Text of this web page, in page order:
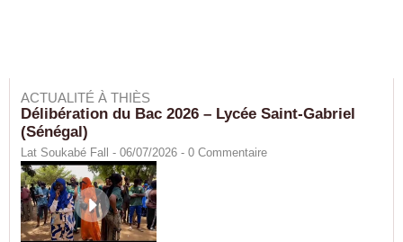
ACTUALITÉ À THIÈS
Délibération du Bac 2026 – Lycée Saint-Gabriel
(Sénégal)
Lat Soukabé Fall - 06/07/2026 - 0 Commentaire